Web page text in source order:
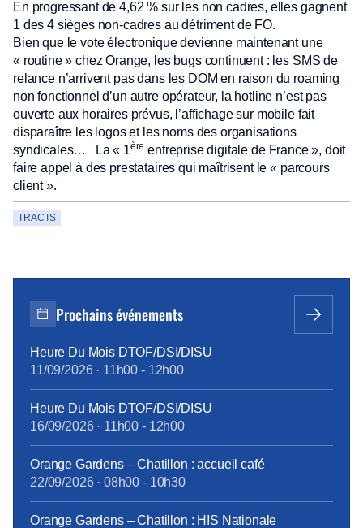
En progressant de 4,62 % sur les non cadres, elles gagnent
1 des 4 sièges non-cadres au détriment de FO.
Bien que le vote électronique devienne maintenant une
« routine » chez Orange, les bugs continuent : les SMS de
relance n’arrivent pas dans les DOM en raison du roaming
non fonctionnel d’un autre opérateur, la hotline n’est pas
ouverte aux horaires prévus, l’affichage sur mobile fait
disparaître les logos et les noms des organisations
syndicales… La « 1ère entreprise digitale de France », doit
faire appel à des prestataires qui maîtrisent le « parcours
client ».
TRACTS
Prochains événements
Heure Du Mois DTOF/DSI/DISU
11/09/2026· 11h00 - 12h00
Heure Du Mois DTOF/DSI/DISU
16/09/2026· 11h00 - 12h00
Orange Gardens – Chatillon : accueil café
22/09/2026· 08h00 - 10h30
Orange Gardens – Chatillon : HIS Nationale